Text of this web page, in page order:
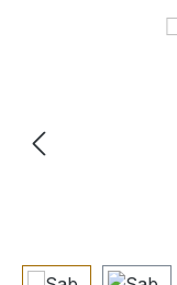
Bildergalerie